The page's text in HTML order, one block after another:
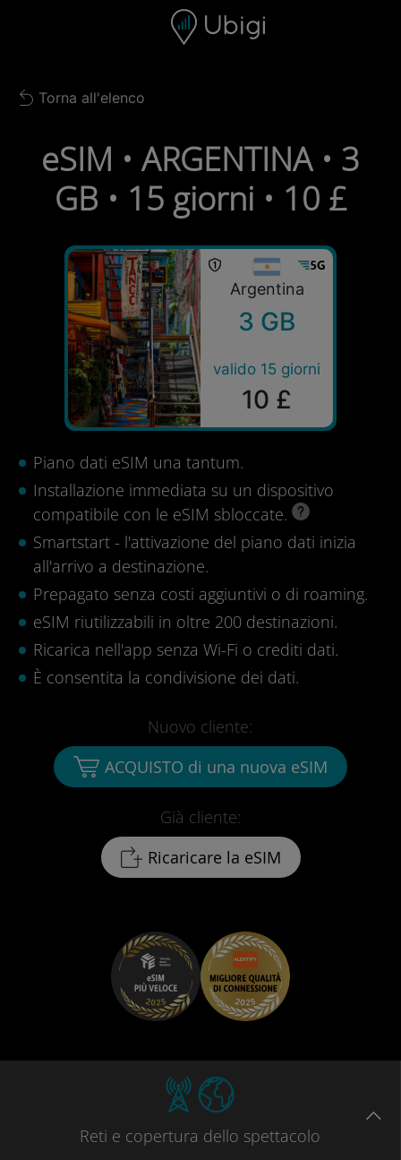
Barra di navigazione
Back to list
Torna all'elenco
eSIM • ARGENTINA • 3
GB • 15 giorni • 10 £
Argentina
3 GB
valido 15 giorni
10 £
Piano dati eSIM una tantum.
Installazione immediata su un dispositivo
compatibile con le eSIM sbloccate.
Smartstart - l'attivazione del piano dati inizia
all'arrivo a destinazione.
Prepagato senza costi aggiuntivi o di roaming.
eSIM riutilizzabili in oltre 200 destinazioni.
Ricarica nell'app senza Wi-Fi o crediti dati.
È consentita la condivisione dei dati.
Già cliente:
Ricaricare la eSIM
Nuovo cliente:
ACQUISTO di una nuova eSIM
Reti e copertura dello spettacolo